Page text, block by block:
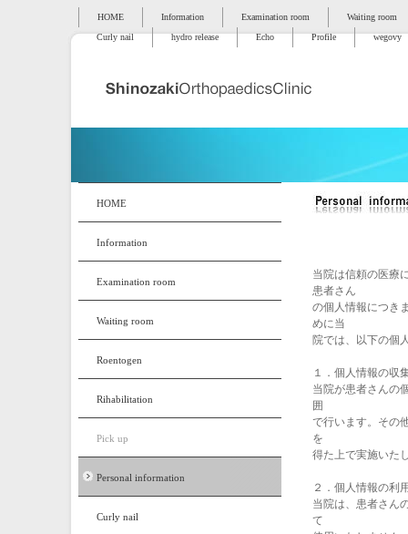
HOME Information Examination room
Waiting room
Curly nail
hydro release Echo Profile wegovy
当院は信頼の医療
患者さん
の個人情報につき
めに当
院では、以下の個
１．個人情報の収
当院が患者さんの
囲
で行います。その
を
得た上で実施いた
２．個人情報の利
当院は、患者さん
て
HOME
Information
Examination room
Waiting room
Roentogen
Rihabilitation
Pick up
Personal information
Curly nail